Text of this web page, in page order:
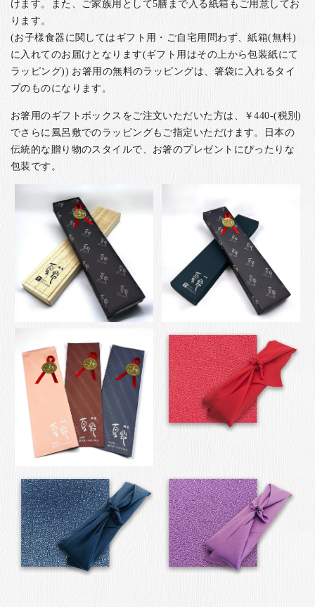
けます。また、ご家族用として5膳まで入る紙箱もご用意してお
ります。
(お子様食器に関してはギフト用・ご自宅用問わず、紙箱(無料)
に入れてのお届けとなります(ギフト用はその上から包装紙にて
ラッピング)) お箸用の無料のラッピングは、箸袋に入れるタイ
プのものになります。
お箸用のギフトボックスをご注文いただいた方は、￥440-(税別)
でさらに風呂敷でのラッピングもご指定いただけます。日本の
伝統的な贈り物のスタイルで、お箸のプレゼントにぴったりな
包装です。